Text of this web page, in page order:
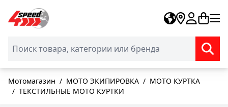
Skip to Content
Мотомагазин / МОТО ЭКИПИРОВКА / МОТО КУРТКА
/ ТЕКСТИЛЬНЫЕ МОТО КУРТКИ